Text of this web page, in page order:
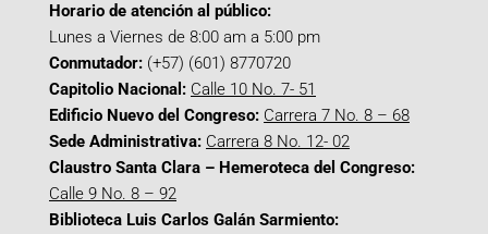
Horario de atención al público:
Lunes a Viernes de 8:00 am a 5:00 pm
Conmutador: (+57) (601) 8770720
Capitolio Nacional: Calle 10 No. 7- 51
Edificio Nuevo del Congreso: Carrera 7 No. 8 – 68
Sede Administrativa: Carrera 8 No. 12- 02
Claustro Santa Clara – Hemeroteca del Congreso:
Calle 9 No. 8 – 92
Biblioteca Luis Carlos Galán Sarmiento: